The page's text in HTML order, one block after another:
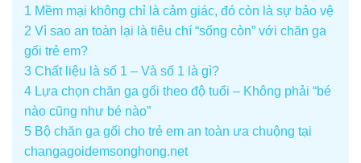
1 Mềm mại không chỉ là cảm giác, đó còn là sự bảo vệ
2 Vì sao an toàn lại là tiêu chí “sống còn” với chăn ga
gối trẻ em?
3 Chất liệu là số 1 – Và số 1 là gì?
4 Lựa chọn chăn ga gối theo độ tuổi – Không phải “bé
nào cũng như bé nào”
5 Bộ chăn ga gối cho trẻ em an toàn ưa chuộng tại
changagoidemsonghong.net